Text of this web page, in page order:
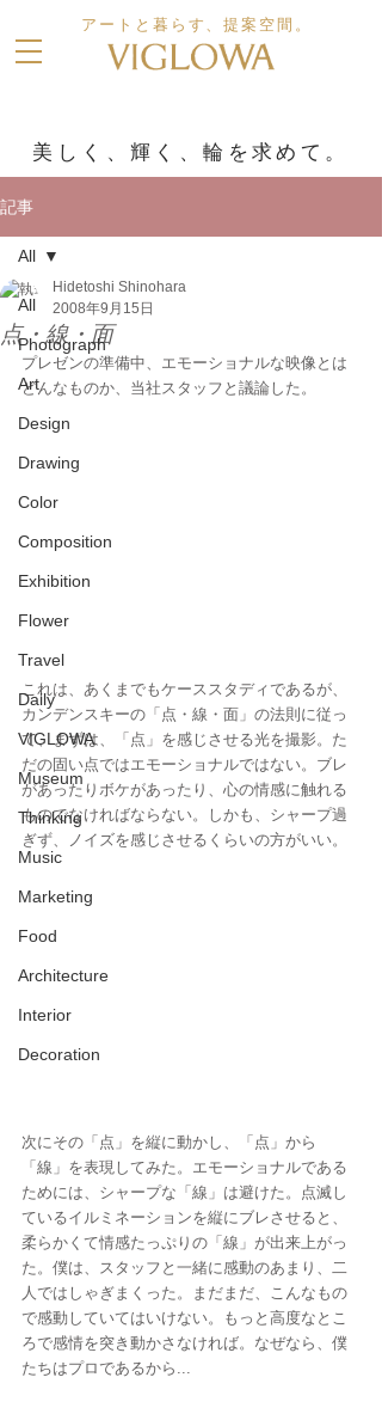
アートと暮らす、提案空間。
美しく、輝く、輪を求めて。
記事
All
Photograph
Art
Design
Drawing
Color
Composition
Exhibition
Flower
Travel
Daily
VIGLOWA
Museum
Thinking
Music
Marketing
Food
Architecture
Interior
Decoration
All
点・線・面
Hidetoshi Shinohara
2008年9月15日
プレゼンの準備中、エモーショナルな映像とは
どんなものか、当社スタッフと議論した。
これは、あくまでもケーススタディであるが、
カンデンスキーの「点・線・面」の法則に従っ
て、まずは、「点」を感じさせる光を撮影。た
だの固い点ではエモーショナルではない。ブレ
があったりボケがあったり、心の情感に触れる
ものでなければならない。しかも、シャープ過
ぎず、ノイズを感じさせるくらいの方がいい。
次にその「点」を縦に動かし、「点」から
「線」を表現してみた。エモーショナルである
ためには、シャープな「線」は避けた。点滅し
ているイルミネーションを縦にブレさせると、
柔らかくて情感たっぷりの「線」が出来上がっ
た。僕は、スタッフと一緒に感動のあまり、二
人ではしゃぎまくった。まだまだ、こんなもの
で感動していてはいけない。もっと高度なとこ
ろで感情を突き動かさなければ。なぜなら、僕
たちはプロであるから...